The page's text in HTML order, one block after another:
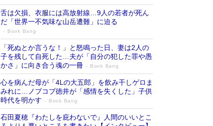
舌は欠損、衣服には高放射線…9人の若者が死ん
だ「世界一不気味な山岳遭難」に迫る
Book Bang
「死ぬとか言うな！」と怒鳴った日、妻は2人の
子を残して自死した…夫が「自分の犯した罪や愚
かさ」に向き合う魂の一冊
Book Bang
心を病んだ母が「4Lの大五郎」を飲み干しゲロま
みれに…ノブコブ徳井が「感情を失くした」子供
時代を明かす
Book Bang
石田夏穂『わたしを庇わないで』人間のいいとこ